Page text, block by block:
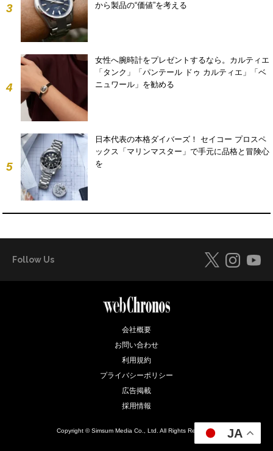
3
から製品の“価値”を考える
4
女性へ腕時計をプレゼントするなら。カルティエ
「タンク」「パンテール ドゥ カルティエ」「ベ
ニュワール」を勧める
5
日本代表の本格ダイバーズ！ セイコー プロスペ
ックス「マリンマスター」で手元に品格と冒険心
を
Follow Us
会社概要
お問い合わせ
利用規約
プライバシーポリシー
広告掲載
採用情報
Copyright © Simsum Media Co., Ltd. All Rights Reserved. JA